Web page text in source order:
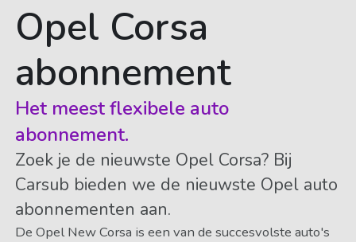
Opel Corsa
abonnement
Het meest flexibele auto
abonnement.
Zoek je de nieuwste Opel Corsa? Bij
Carsub bieden we de nieuwste Opel auto
abonnementen aan.
De Opel New Corsa is een van de succesvolste auto's